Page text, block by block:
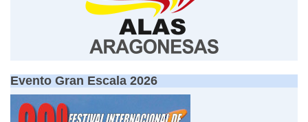
Evento Gran Escala 2026